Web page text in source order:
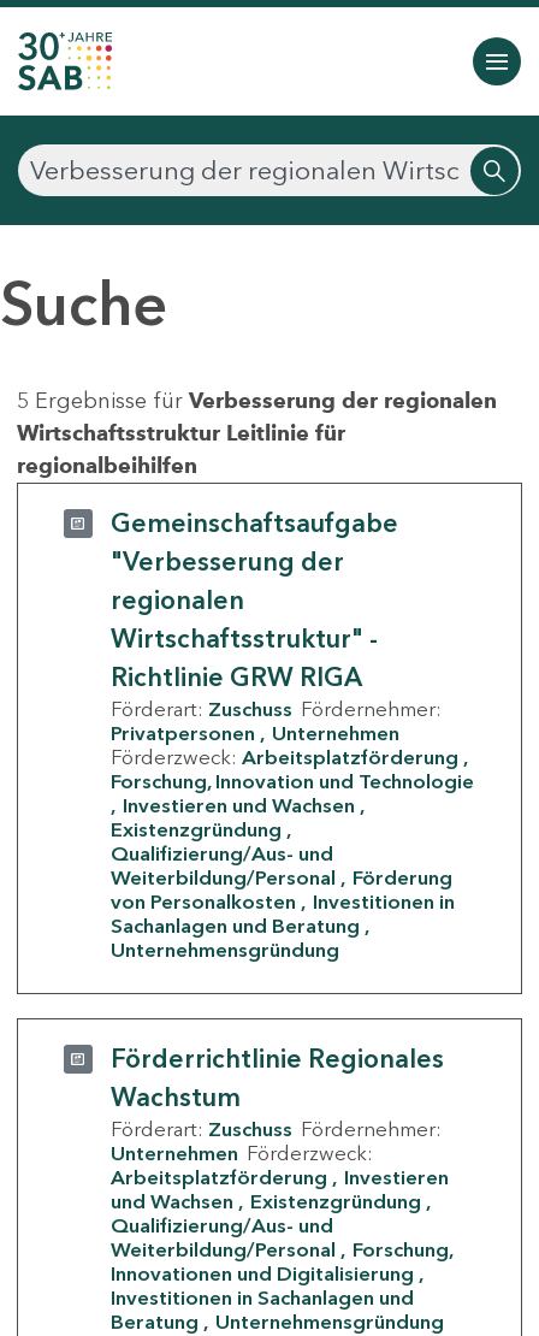
Suche
5 Ergebnisse für Verbesserung der regionalen
Wirtschaftsstruktur Leitlinie für
regionalbeihilfen
Gemeinschaftsaufgabe
"Verbesserung der
regionalen
Wirtschaftsstruktur" -
Richtlinie GRW RIGA
Förderart: Zuschuss Fördernehmer:
Privatpersonen
Unternehmen
Förderzweck: Arbeitsplatzförderung
Forschung, Innovation und Technologie
Investieren und Wachsen
Existenzgründung
Qualifizierung/Aus- und
Weiterbildung/Personal
Förderung
von Personalkosten
Investitionen in
Sachanlagen und Beratung
Unternehmensgründung
Förderrichtlinie Regionales
Wachstum
Förderart: Zuschuss Fördernehmer:
Unternehmen Förderzweck:
Arbeitsplatzförderung
Investieren
und Wachsen
Existenzgründung
Qualifizierung/Aus- und
Weiterbildung/Personal
Forschung,
Innovationen und Digitalisierung
Investitionen in Sachanlagen und
Beratung
Unternehmensgründung